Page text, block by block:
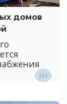
домов
251